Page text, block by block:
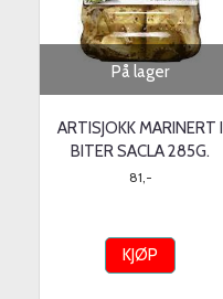
På lager
ARTISJOKK MARINERT I
BITER SACLA 285G.
81,-
KJØP